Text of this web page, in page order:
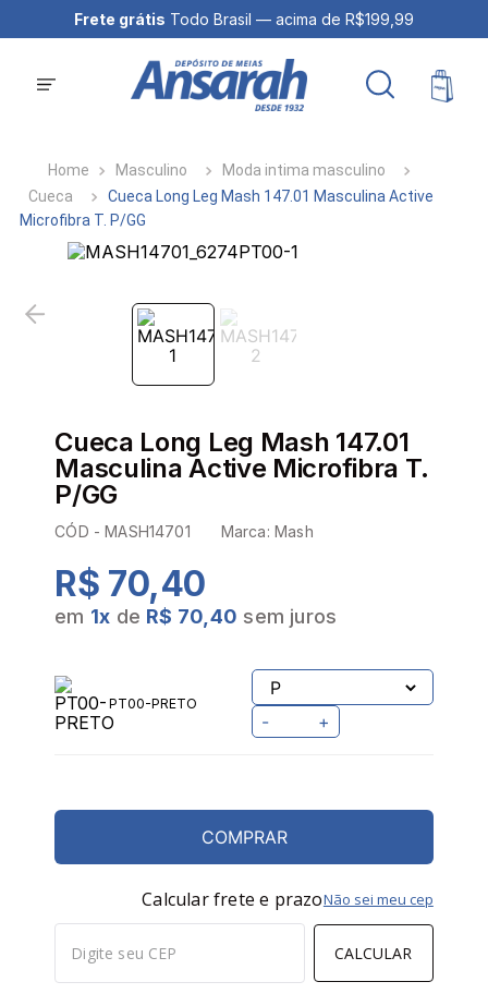
Frete grátis Todo Brasil — acima de R$199,99
Masculino
Moda intima masculino
Cueca
Cueca Long Leg Mash 147.01 Masculina Active
Microfibra T. P/GG
Cueca Long Leg Mash 147.01
Masculina Active Microfibra T.
P/GG
CÓD -MASH14701 Marca:Mash
R$ 70,40
em 1x de R$ 70,40 sem juros
PT00-PRETO
- +
COMPRAR
Calcular frete e prazo
CALCULAR
Não sei meu cep